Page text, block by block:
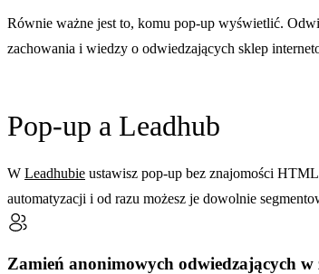
Równie ważne jest to, komu pop-up wyświetlić.
zachowania i wiedzy o odwiedzających sklep
Pop-up a Leadhub
W Leadhubie ustawisz pop-up bez znajomości
automatyzacji i od razu możesz je dowolnie
Zamień anonimowych odwiedzających